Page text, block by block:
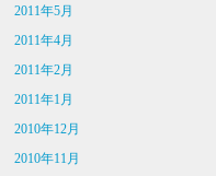
2011年5月
2011年4月
2011年2月
2011年1月
2010年12月
2010年11月